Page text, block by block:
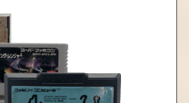
買取価格
45,000